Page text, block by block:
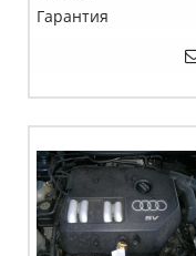
Гарантия